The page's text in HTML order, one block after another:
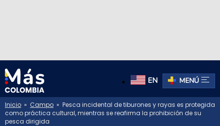
EN MENÚ
Inicio » Campo » Pesca incidental de tiburones y rayas es protegida
como práctica cultural, mientras se reafirma la prohibición de su
pesca dirigida